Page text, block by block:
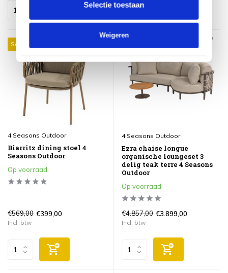
Selectie toestaan
Weigeren
Sale 30%
4 Seasons Outdoor
Biarritz dining stoel 4
Seasons Outdoor
Op voorraad
€569,00 €399,00
Incl. btw
4 Seasons Outdoor
Ezra chaise longue
organische loungeset 3
delig teak terre 4 Seasons
Outdoor
Op voorraad
€4.857,00 €3.899,00
Incl. btw